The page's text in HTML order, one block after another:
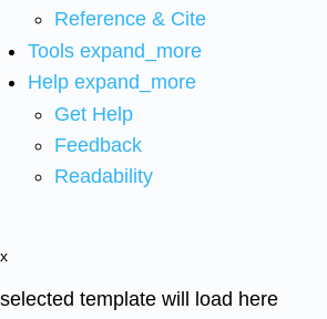
Reference & Cite
Tools expand_more
Help expand_more
Get Help
Feedback
Readability
x
selected template will load here